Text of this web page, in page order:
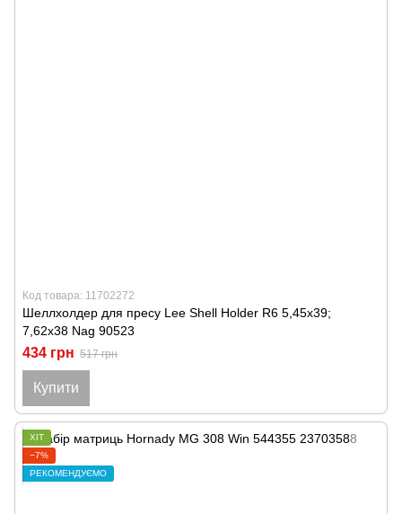
Код товара: 11702272
Шеллхолдер для пресу Lee Shell Holder R6 5,45x39;
7,62x38 Nag 90523
434 грн 517 грн
Купити
ХІТ
−7%
РЕКОМЕНДУЄМО